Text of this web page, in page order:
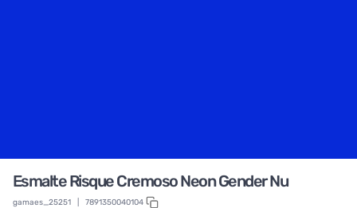
Esmalte Risque Cremoso Neon Gender Nu
gamaes_25251 7891350040104